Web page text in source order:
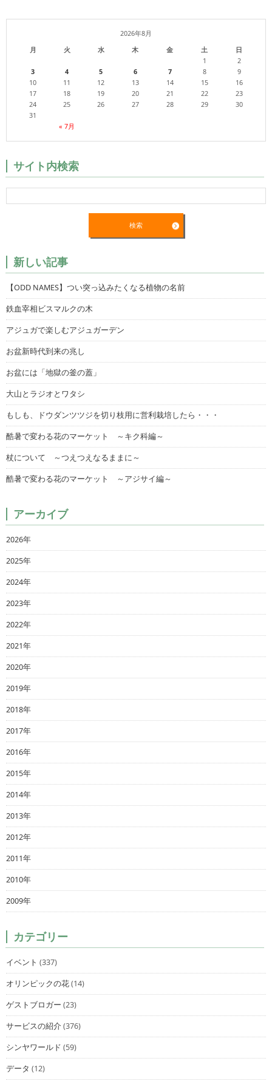
2026年8月
月
火 水 木 金 土 日
« 7月
1
2
3
4 5 6 7 8
9
10
11 12 13 14 15
16
17
18 19 20 21 22
23
24
25 26 27 28 29
30
31
サイト内検索
新しい記事
【ODD NAMES】つい突っ込みたくなる植物の名前
鉄血宰相ビスマルクの木
アジュガで楽しむアジュガーデン
お盆新時代到来の兆し
お盆には「地獄の釜の蓋」
大山とラジオとワタシ
もしも、ドウダンツツジを切り枝用に営利栽培したら・・・
酷暑で変わる花のマーケット ～キク科編～
杖について ～つえつえなるままに～
酷暑で変わる花のマーケット ～アジサイ編～
アーカイブ
2026年
2025年
2024年
2023年
2022年
2021年
2020年
2019年
2018年
2017年
2016年
2015年
2014年
2013年
2012年
2011年
2010年
2009年
カテゴリー
イベント (337)
オリンピックの花(14)
ゲストブロガー (23)
サービスの紹介(376)
シンヤワールド (59)
データ (12)